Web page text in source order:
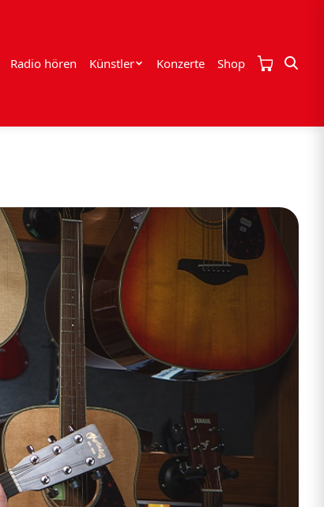
Radio hören Künstler Konzerte Shop